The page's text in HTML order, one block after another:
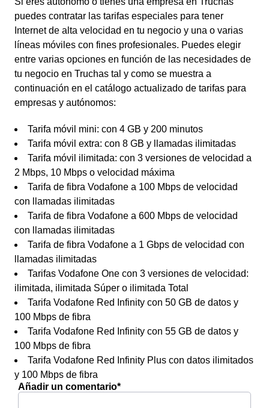
puedes contratar las tarifas especiales para tener
Internet de alta velocidad en tu negocio y una o varias
líneas móviles con fines profesionales. Puedes elegir
entre varias opciones en función de las necesidades de
tu negocio en Truchas tal y como se muestra a
continuación en el catálogo actualizado de tarifas para
empresas y autónomos:
Tarifa móvil mini: con 4 GB y 200 minutos
Tarifa móvil extra: con 8 GB y llamadas ilimitadas
Tarifa móvil ilimitada: con 3 versiones de velocidad a
2 Mbps, 10 Mbps o velocidad máxima
Tarifa de fibra Vodafone a 100 Mbps de velocidad
con llamadas ilimitadas
Tarifa de fibra Vodafone a 600 Mbps de velocidad
con llamadas ilimitadas
Tarifa de fibra Vodafone a 1 Gbps de velocidad con
llamadas ilimitadas
Tarifas Vodafone One con 3 versiones de velocidad:
ilimitada, ilimitada Súper o ilimitada Total
Tarifa Vodafone Red Infinity con 50 GB de datos y
100 Mbps de fibra
Tarifa Vodafone Red Infinity con 55 GB de datos y
100 Mbps de fibra
Tarifa Vodafone Red Infinity Plus con datos ilimitados
y 100 Mbps de fibra
Añadir un comentario*